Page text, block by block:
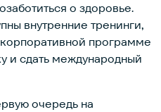
о здоровье.
внутренние тренинги,
программе
и сдать международный
очередь на